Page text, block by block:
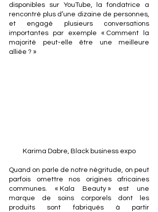
disponibles sur YouTube, la fondatrice a
rencontré plus d’une dizaine de personnes,
et engagé plusieurs conversations
importantes par exemple « Comment la
majorité peut-elle être une meilleure
alliée ? »
Karima Dabre, Black business expo
Quand on parle de notre négritude, on peut
parfois omettre nos origines africaines
communes. « Kala Beauty » est une
marque de soins corporels dont les
produits sont fabriqués à partir